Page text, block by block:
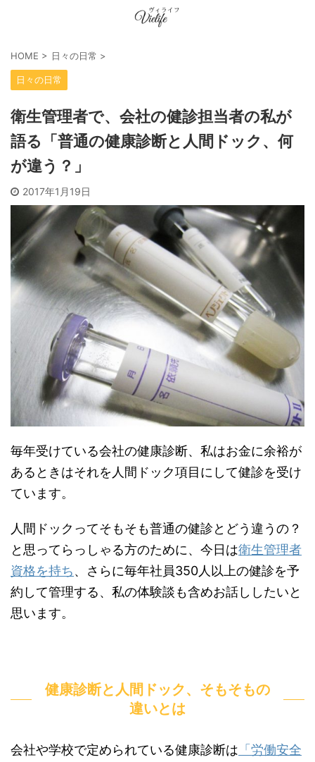
HOME > 日々の日常 >
日々の日常
衛生管理者で、会社の健診担当者の私が
語る「普通の健康診断と人間ドック、何
が違う？」
2017年1月19日
毎年受けている会社の健康診断、私はお金に余裕が
あるときはそれを人間ドック項目にして健診を受け
ています。
人間ドックってそもそも普通の健診とどう違うの？
と思ってらっしゃる方のために、今日は衛生管理者
資格を持ち、さらに毎年社員350人以上の健診を予
約して管理する、私の体験談も含めお話ししたいと
思います。
健康診断と人間ドック、そもそもの
違いとは
会社や学校で定められている健康診断は 「労働安全